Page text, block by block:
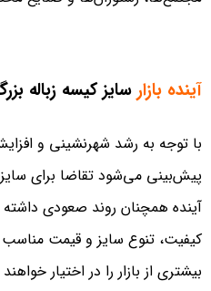
آینده بازار سایز کیسه زباله
با توجه به رشد شهرنشینی و
پیش‌بینی می‌شود تقاضا برای
آینده همچنان روند صعودی داشته
کیفیت، تنوع سایز و قیمت مناسب
بیشتری از بازار را در اختیار